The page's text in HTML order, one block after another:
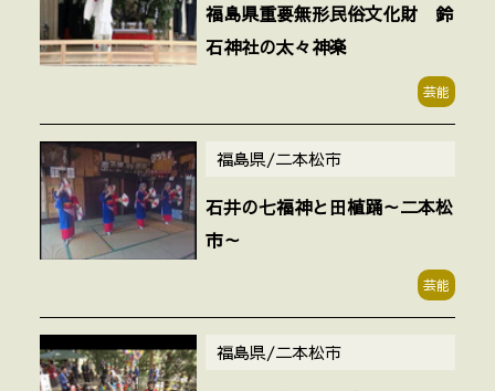
福島県重要無形民俗文化財 鈴
石神社の太々神楽
芸能
福島県/二本松市
石井の七福神と田植踊～二本松
市～
芸能
福島県/二本松市